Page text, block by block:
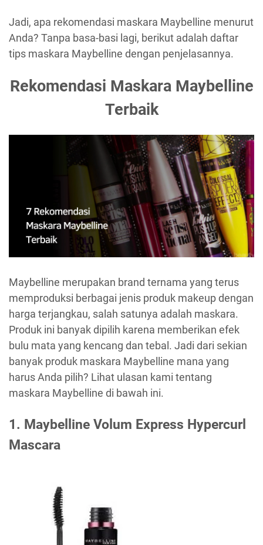
Jadi, apa rekomendasi maskara Maybelline menurut
Anda? Tanpa basa-basi lagi, berikut adalah daftar
tips maskara Maybelline dengan penjelasannya.
Rekomendasi Maskara Maybelline
Terbaik
Maybelline merupakan brand ternama yang terus
memproduksi berbagai jenis produk makeup dengan
harga terjangkau, salah satunya adalah maskara.
Produk ini banyak dipilih karena memberikan efek
bulu mata yang kencang dan tebal. Jadi dari sekian
banyak produk maskara Maybelline mana yang
harus Anda pilih? Lihat ulasan kami tentang
maskara Maybelline di bawah ini.
1. Maybelline Volum Express Hypercurl
Mascara